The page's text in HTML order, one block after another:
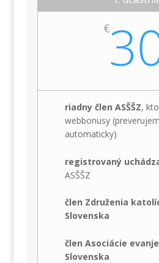
€
riadny člen ASŠŠZ,
webbonusy
automaticky)
registrovaný
ASŠŠZ
člen Združenia
Slovenska
člen Asociácie
Slovenska